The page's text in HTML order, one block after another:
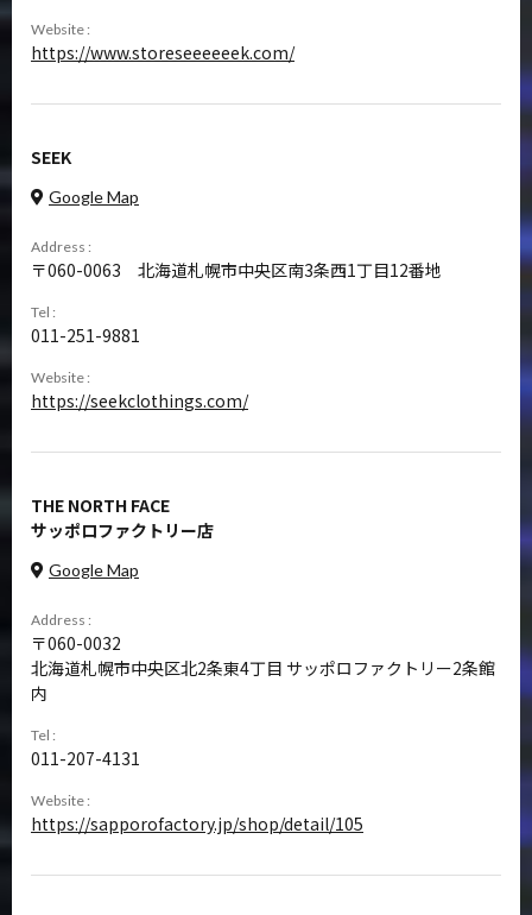
Website :
https://www.storeseeeeeek.com/
SEEK
Google Map
Address :
060-0063 北海道札幌市中央区南3条西1丁目12番地
Tel :
011-251-9881
Website :
https://seekclothings.com/
THE NORTH FACE
サッポロファクトリー店
Google Map
Address :
060-0032
北海道札幌市中央区北2条東4丁目 サッポロファクトリー2条館
内
Tel :
011-207-4131
Website :
https://sapporofactory.jp/shop/detail/105